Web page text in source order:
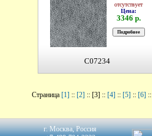
отсутствует
Цена:
3346 р.
C07234
Страница [1] :: [2] :: [3] :: [4] :: [5] :: [6] ::
г. Москва, Россия